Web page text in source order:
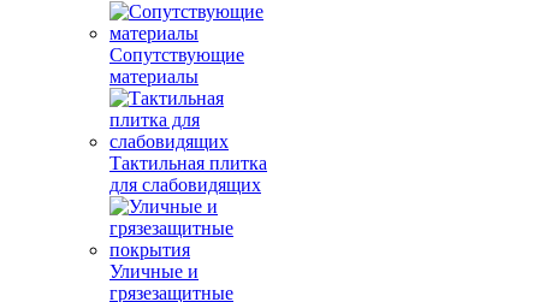
Сопутствующие
материалы
Тактильная плитка
для слабовидящих
Уличные и
грязезащитные